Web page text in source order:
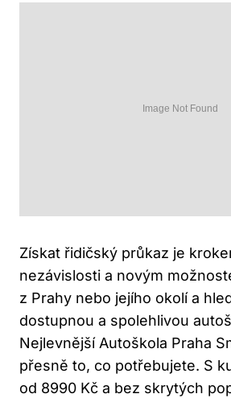
Získat řidičský průkaz je
nezávislosti a novým
z Prahy nebo jejího okolí a
dostupnou a spolehlivou
Nejlevnější Autoškola Praha
přesně to, co potřebujete. S
od 8990 Kč a bez skrytých